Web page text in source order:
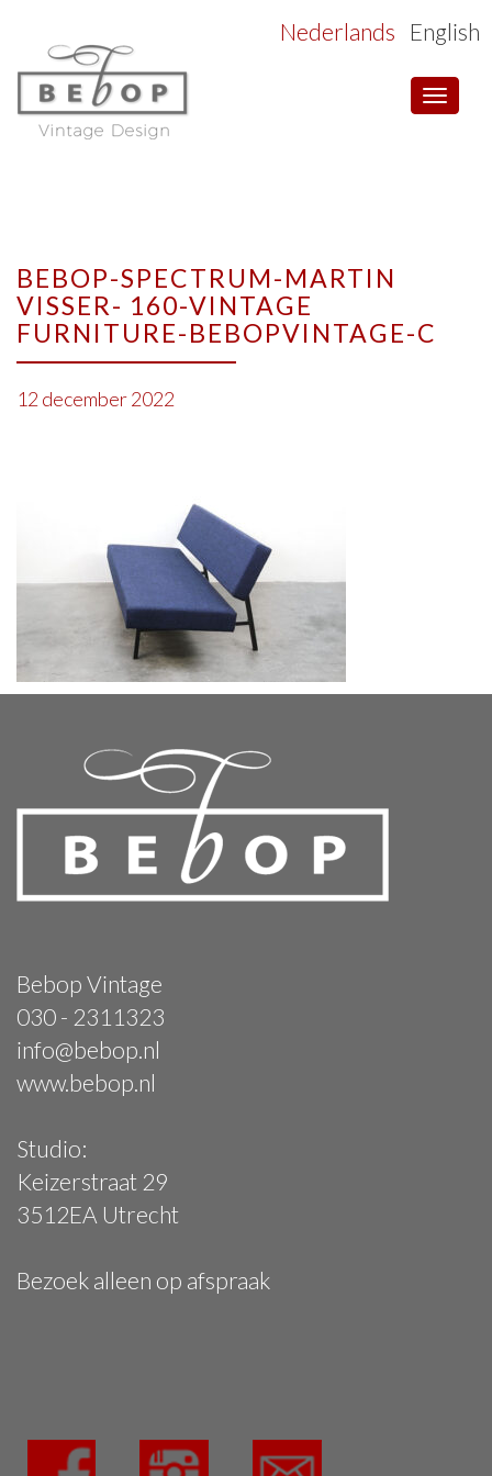
Toggle
Nederlands English
BEBOP-SPECTRUM-MARTIN
VISSER- 160-VINTAGE
FURNITURE-BEBOPVINTAGE-C
12 december 2022
Bebop Vintage
030 - 2311323
info@bebop.nl
www.bebop.nl
Studio:
Keizerstraat 29
3512EA Utrecht
Bezoek alleen op afspraak